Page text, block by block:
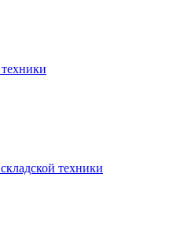
техники